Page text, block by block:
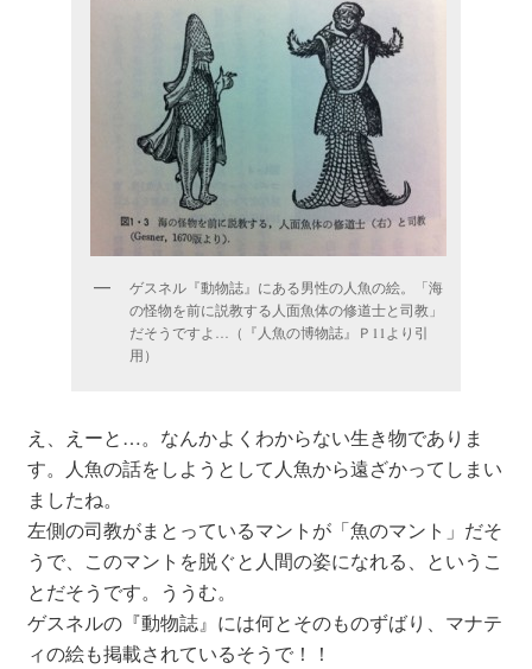
ゲスネル『動物誌』にある男性の人魚の絵。「海
の怪物を前に説教する人面魚体の修道士と司教」
だそうですよ…（『人魚の博物誌』Ｐ11より引
用）
え、えーと…。なんかよくわからない生き物でありま
す。人魚の話をしようとして人魚から遠ざかってしまい
ましたね。
左側の司教がまとっているマントが「魚のマント」だそ
うで、このマントを脱ぐと人間の姿になれる、というこ
とだそうです。ううむ。
ゲスネルの『動物誌』には何とそのものずばり、マナテ
ィの絵も掲載されているそうで！！